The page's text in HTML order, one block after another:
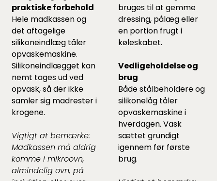
praktiske forbehold
Hele madkassen og
det aftagelige
silikoneindlæg tåler
opvaskemaskine.
Silikoneindlægget kan
nemt tages ud ved
opvask, så der ikke
samler sig madrester i
krogene.
Vigtigt at bemærke:
Madkassen må aldrig
komme i mikroovn,
almindelig ovn, på
bruges til at gemme
dressing, pålæg eller
en portion frugt i
køleskabet.
Vedligeholdelse og
brug
Både stålbeholdere og
silikonelåg tåler
opvaskemaskine i
hverdagen. Vask
sættet grundigt
igennem før første
brug.